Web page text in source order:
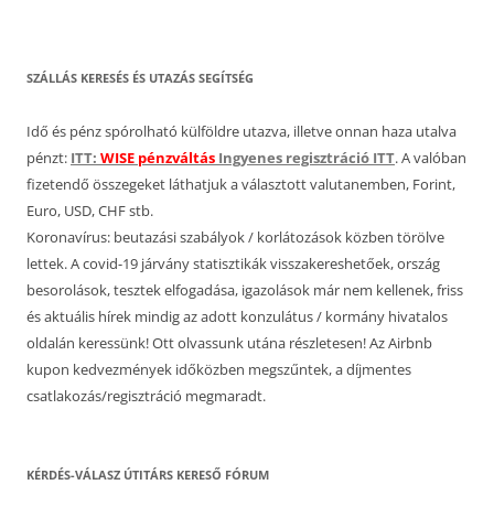
SZÁLLÁS KERESÉS ÉS UTAZÁS SEGÍTSÉG
Idő és pénz spórolható külföldre utazva, illetve onnan haza utalva
pénzt: ITT: WISE pénzváltás Ingyenes regisztráció ITT. A valóban
fizetendő összegeket láthatjuk a választott valutanemben, Forint,
Euro, USD, CHF stb.
Koronavírus: beutazási szabályok / korlátozások közben törölve
lettek. A covid-19 járvány statisztikák visszakereshetőek, ország
besorolások, tesztek elfogadása, igazolások már nem kellenek, friss
és aktuális hírek mindig az adott konzulátus / kormány hivatalos
oldalán keressünk! Ott olvassunk utána részletesen! Az Airbnb
kupon kedvezmények időközben megszűntek, a díjmentes
csatlakozás/regisztráció megmaradt.
KÉRDÉS-VÁLASZ ÚTITÁRS KERESŐ FÓRUM